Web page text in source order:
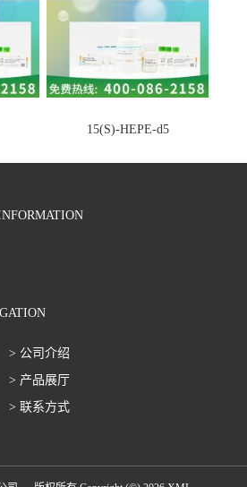
15(S)-HEPE-d5
> 公司介绍
> 产品展厅
> 联系方式